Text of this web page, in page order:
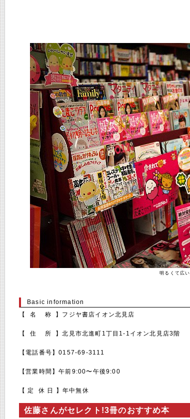
明るくて広
Basic information
【 名 称 】フジヤ書店イオン北見店
【 住 所 】北見市北進町1丁目1-1イオン北見店3階
【電話番号】0157-69-3111
【営業時間】午前9:00〜午後9:00
【 定 休 日 】年中無休
佐藤さんがセレクト!3冊のおすすめ本